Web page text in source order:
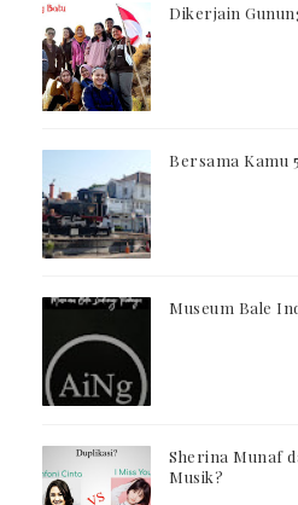
Dikerjain
Bersama Kamu
Museum Bale
Sherina Munaf
Musik?